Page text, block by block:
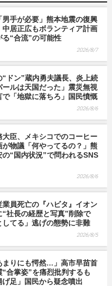
男手が必要」熊本地震の復興
中居正広もボランティア計画
る“合流”の可能性
2026/8/7
“ドン”蔵内勇夫議長、炎上続
ールは天国だった」震災無視
で「地獄に落ちろ」国民憤慨
2026/8/6
大臣、メキシコでのコーヒー
が物議「何やってるの？」熊
の“国内状況”で問われるSNS
2026/8/6
業員死亡の『ハビタ』イオン
“社長の経歴と写真”削除で
してる」逃げの態勢に非難
2026/8/5
まりにも愕然…」高市早苗首
合掌姿”を痛烈批判するも
げ足」国民から疑念噴出